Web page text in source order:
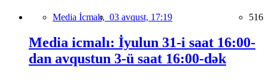
Media İcmalı, 03 avqust, 17:19 516
Media icmalı: İyulun 31-i saat 16:00-
dan avqustun 3-ü saat 16:00-dək